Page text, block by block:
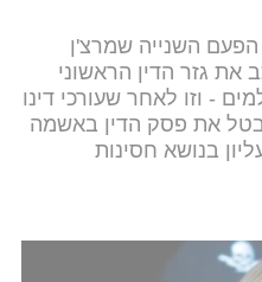
הפעם השנייה שמרצ'ן
את גזר הדין הראשוני
- וזו לאחר שעורכי דינו
את פסק הדין באשמה
בנושא חסינות